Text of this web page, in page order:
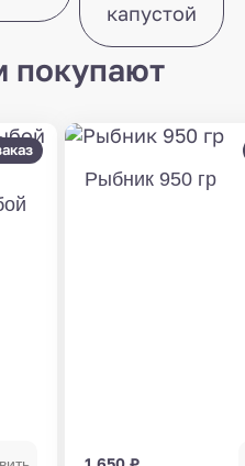
капустой
покупают
Рыбник 950 гр